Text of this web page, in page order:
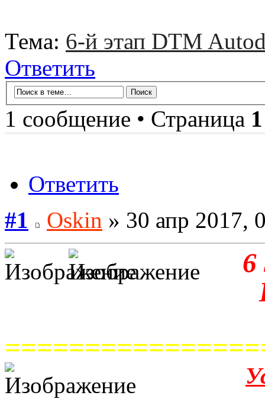
Тема: 6-й этап DTM
Ответить
1 сообщение • Страница 1
Ответить
#1
Oskin » 30 апр 2017,